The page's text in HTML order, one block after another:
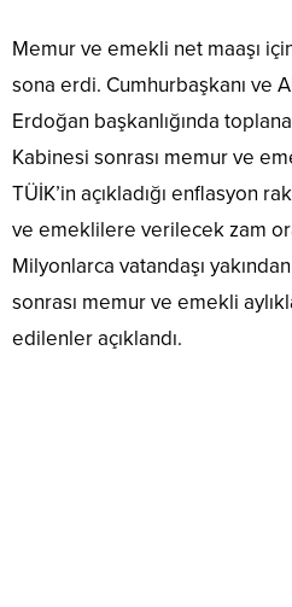
Memur ve emekli net maaşı
sona erdi. Cumhurbaşkanı ve
Erdoğan başkanlığında
Kabinesi sonrası memur ve
TÜİK’in açıkladığı enflasyon
ve emeklilere verilecek zam
Milyonlarca vatandaşı
sonrası memur ve emekli
edilenler açıklandı.